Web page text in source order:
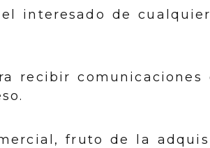
interesado de
recibir comunicaciones
fruto de la